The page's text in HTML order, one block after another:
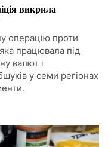
викрила
операцію проти
працювала під
валют і
у семи регіонах